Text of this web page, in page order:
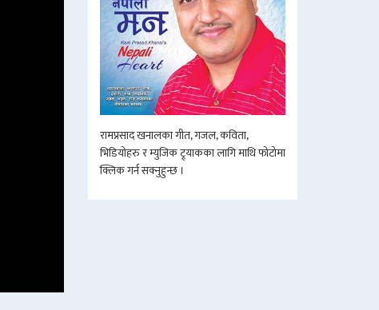
रामप्रसाद खनालका गीत, गजल, कविता,
भिडियोहरु र म्युजिक ट्र्याकका लागि माथि फोटोमा
क्लिक गर्न सक्नुहुन्छ ।